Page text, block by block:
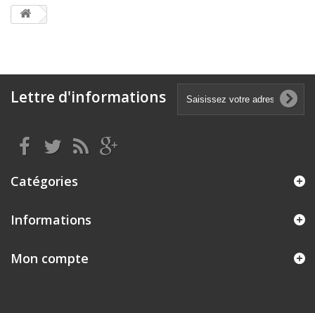
Lettre d'informations
Catégories
Informations
Mon compte